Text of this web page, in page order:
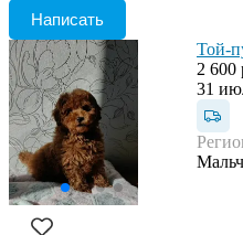
Написать
Той-
2 600
31